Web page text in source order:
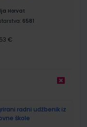
Horvat
6581
€
radni udžbenik iz
škole